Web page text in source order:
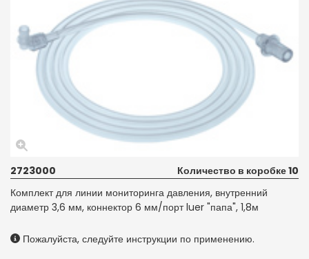
2723000
Количество в коробке 10
Комплект для линии мониторинга давления, внутренний
диаметр 3,6 мм, коннектор 6 мм/порт luer "папа", 1,8м
Пожалуйста, следуйте инструкции по применению.